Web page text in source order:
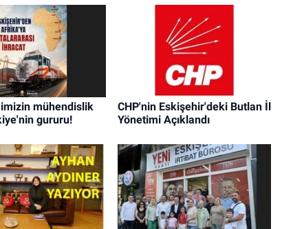
mühendislik
gururu!
CHP'nin Eskişehir'deki Butlan İl
Yönetimi Açıklandı